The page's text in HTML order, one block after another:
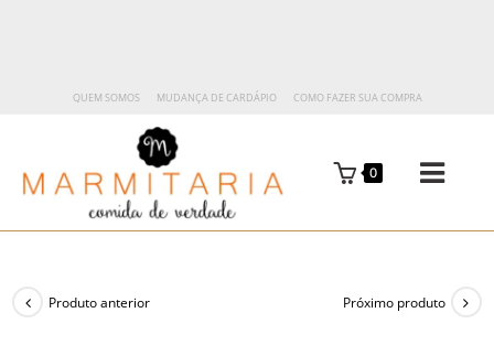
QUEM SOMOS MUDANÇA DE CARDÁPIO COMO FAZER SUA COMPRA
0
Produto anterior Próximo produto